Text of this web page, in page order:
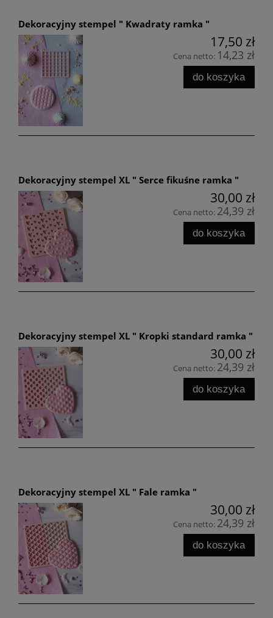
Dekoracyjny stempel " Kwadraty ramka "
17,50 zł
Cena netto: 14,23 zł
do koszyka
Dekoracyjny stempel XL " Serce fikuśne ramka "
30,00 zł
Cena netto: 24,39 zł
do koszyka
Dekoracyjny stempel XL " Kropki standard ramka "
30,00 zł
Cena netto: 24,39 zł
do koszyka
Dekoracyjny stempel XL " Fale ramka "
30,00 zł
Cena netto: 24,39 zł
do koszyka